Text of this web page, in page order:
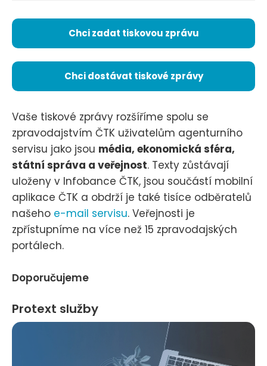
Chci zadat tiskovou zprávu
Chci dostávat tiskové zprávy
Vaše tiskové zprávy rozšíříme spolu se
zpravodajstvím ČTK uživatelům agenturního
servisu jako jsou média, ekonomická sféra,
státní správa a veřejnost. Texty zůstávají
uloženy v Infobance ČTK, jsou součástí mobilní
aplikace ČTK a obdrží je také tisíce odběratelů
našeho e-mail servisu. Veřejnosti je
zpřístupníme na více než 15 zpravodajských
portálech.
Doporučujeme
Protext služby